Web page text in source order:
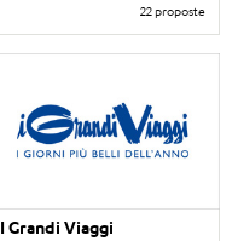
22 proposte
I Grandi Viaggi